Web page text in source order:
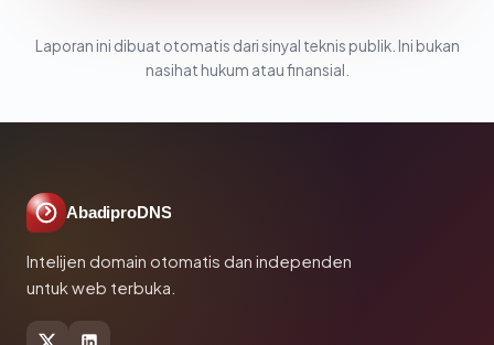
Laporan ini dibuat otomatis dari sinyal teknis publik. Ini bukan
nasihat hukum atau finansial.
AbadiproDNS
Intelijen domain otomatis dan independen
untuk web terbuka.